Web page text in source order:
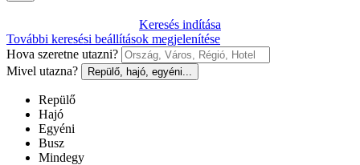
Keresés indítása
További keresési beállítások megjelenítése
Hova szeretne utazni?
Mivel utazna?
Repülő, hajó, egyéni...
Repülő
Hajó
Egyéni
Busz
Mindegy